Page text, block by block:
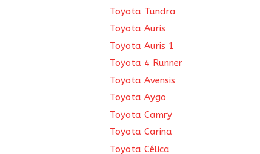
Toyota Tundra
Toyota Auris
Toyota Auris 1
Toyota 4 Runner
Toyota Avensis
Toyota Aygo
Toyota Camry
Toyota Carina
Toyota Célica